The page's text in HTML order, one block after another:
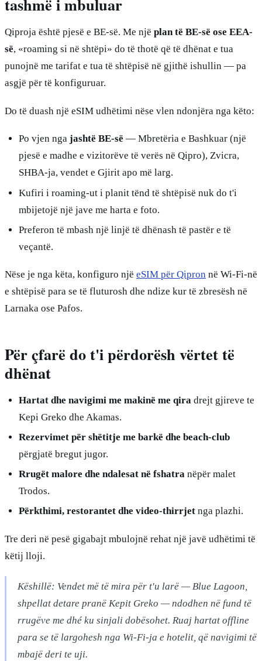
tashmë i mbuluar
Qiproja është pjesë e BE-së. Me një plan të BE-së ose EEA-
së, «roaming si në shtëpi» do të thotë që të dhënat e tua
punojnë me tarifat e tua të shtëpisë në gjithë ishullin — pa
asgjë për të konfiguruar.
Do të duash një eSIM udhëtimi nëse vlen ndonjëra nga këto:
Po vjen nga jashtë BE-së — Mbretëria e Bashkuar (një
pjesë e madhe e vizitorëve të verës në Qipro), Zvicra,
SHBA-ja, vendet e Gjirit apo më larg.
Kufiri i roaming-ut i planit tënd të shtëpisë nuk do t'i
mbijetojë një jave me harta e foto.
Preferon të mbash një linjë të dhënash të pastër e të
veçantë.
Nëse je nga këta, konfiguro një eSIM për Qipron në Wi-Fi-në
e shtëpisë para se të fluturosh dhe ndize kur të zbresësh në
Larnaka ose Pafos.
Për çfarë do t'i përdorësh vërtet të
dhënat
Hartat dhe navigimi me makinë me qira drejt gjireve te
Kepi Greko dhe Akamas.
Rezervimet për shëtitje me barkë dhe beach-club
përgjatë bregut jugor.
Rrugët malore dhe ndalesat në fshatra nëpër malet
Trodos.
Përkthimi, restorantet dhe video-thirrjetnga plazhi.
Tre deri në pesë gigabajt mbulojnë rehat një javë udhëtimi të
këtij lloji.
Këshillë: Vendet më të mira për t'u larë — Blue Lagoon,
shpellat detare pranë Kepit Greko — ndodhen në fund të
rrugëve me dhé ku sinjali dobësohet. Ruaj hartat offline
para se të largohesh nga Wi-Fi-ja e hotelit, që navigimi të
mbajë deri te uji.